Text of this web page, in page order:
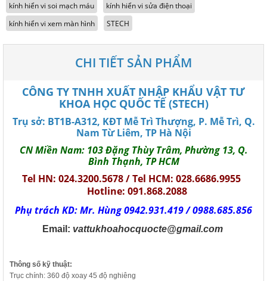
kính hiển vi soi mạch máu
kính hiển vi sửa điện thoại
kính hiển vi xem màn hình
STECH
CHI TIẾT SẢN PHẨM
CÔNG TY TNHH XUẤT NHẬP KHẨU VẬT TƯ
KHOA HỌC QUỐC TẾ (STECH)
Trụ sở: BT1B-A312, KĐT Mễ Trì Thượng, P. Mễ Trì, Q.
Nam Từ Liêm, TP Hà Nội
CN Miền Nam: 103 Đặng Thùy Trâm, Phường 13, Q.
Bình Thạnh, TP HCM
Tel HN: 024.3200.5678 / Tel HCM: 028.6686.9955
Hotline: 091.868.2088
Phụ trách KD: Mr. Hùng 0942.931.419 / 0988.685.856
Email: vattukhoahocquocte@gmail.com
Thông số kỹ thuật:
Trục chính: 360 độ xoay 45 độ nghiêng